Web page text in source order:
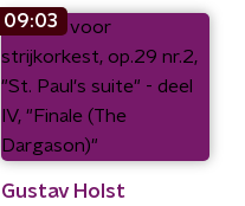
09:03
Gustav Holst